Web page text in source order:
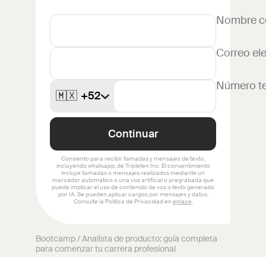
Bootcamp/Analista de producto: guía completa
para comenzar tu carrera profesional